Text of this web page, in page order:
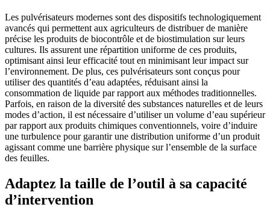
Les pulvérisateurs modernes sont des dispositifs technologiquement
avancés qui permettent aux agriculteurs de distribuer de manière
précise les produits de biocontrôle et de biostimulation sur leurs
cultures. Ils assurent une répartition uniforme de ces produits,
optimisant ainsi leur efficacité tout en minimisant leur impact sur
l’environnement. De plus, ces pulvérisateurs sont conçus pour
utiliser des quantités d’eau adaptées, réduisant ainsi la
consommation de liquide par rapport aux méthodes traditionnelles.
Parfois, en raison de la diversité des substances naturelles et de leurs
modes d’action, il est nécessaire d’utiliser un volume d’eau supérieur
par rapport aux produits chimiques conventionnels, voire d’induire
une turbulence pour garantir une distribution uniforme d’un produit
agissant comme une barrière physique sur l’ensemble de la surface
des feuilles.
Adaptez la taille de l’outil à sa capacité
d’intervention